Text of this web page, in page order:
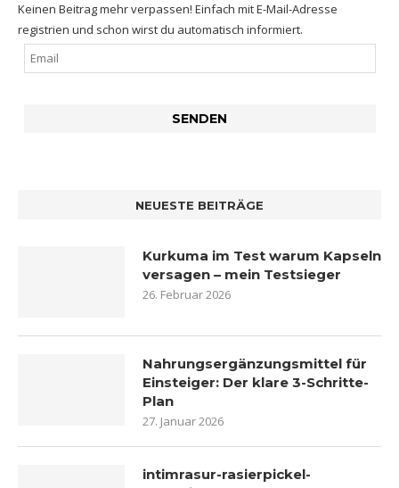
Keinen Beitrag mehr verpassen! Einfach mit E-Mail-Adresse
registrien und schon wirst du automatisch informiert.
NEUESTE BEITRÄGE
Kurkuma im Test warum Kapseln
versagen – mein Testsieger
26. Februar 2026
Nahrungsergänzungsmittel für
Einsteiger: Der klare 3-Schritte-
Plan
27. Januar 2026
intimrasur-rasierpickel-